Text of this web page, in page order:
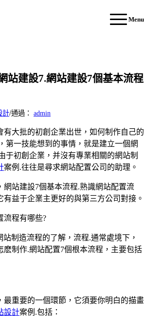
Menu
站建設7.網站建設7個基本流程
計/通過： admin
有大批的初創企業出世，如何制作自己的
第一技能想到的事情，就是建立一個網
于初創企業，并沒有專業相關的網站制
案例.往往是尋求網站配置公司的助理。
網站建設7個基本流程.熟識網站配置流
益于企業主更好的與第三方公司對接。
流程有哪些?
制造流程的了解，流程.通常處境下，
麽制作.網站配置7個根本流程，主要包括
最重要的一個環節，它須要你明白的描畫
設計案例.包括：